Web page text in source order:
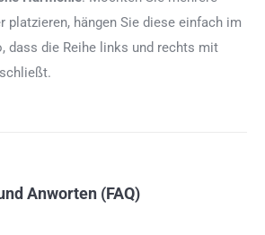
platzieren, hängen Sie diese einfach im
dass die Reihe links und rechts mit
Anworten (FAQ)